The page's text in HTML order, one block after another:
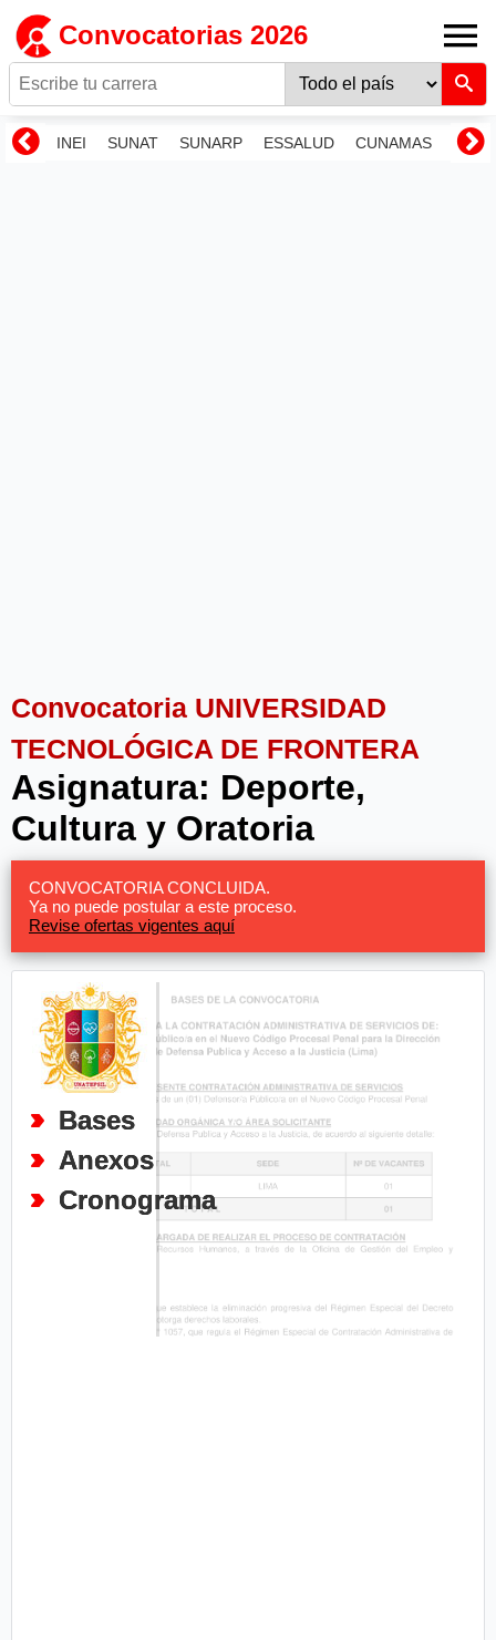
Convocatorias 2026
INEI SUNAT SUNARP ESSALUD CUNAMAS
Convocatoria UNIVERSIDAD
TECNOLÓGICA DE FRONTERA
Asignatura: Deporte,
Cultura y Oratoria
CONVOCATORIA CONCLUIDA.
Ya no puede postular a este proceso.
Revise ofertas vigentes aquí
Bases
Anexos
Cronograma